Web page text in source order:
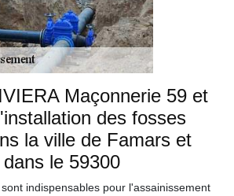
Maçonnerie 59 et
des fosses
la ville de Famars et
le 59300
indispensables pour l'assainissement